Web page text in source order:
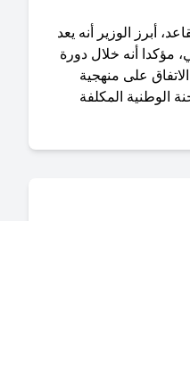
أنه يعد
خلال دورة
منهجية
المكلفة